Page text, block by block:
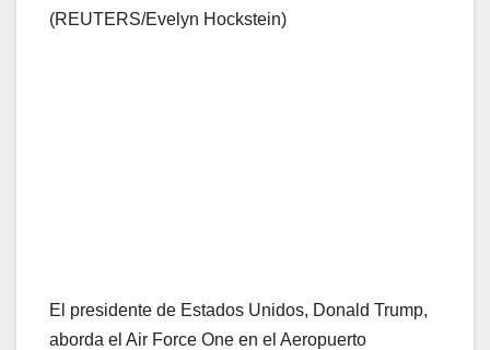
(REUTERS/Evelyn Hockstein)
El presidente de Estados Unidos, Donald Trump,
aborda el Air Force One en el Aeropuerto